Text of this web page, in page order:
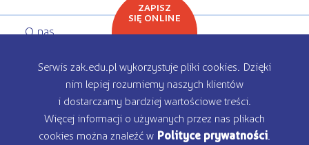
O nas
Oferta edukacyjna
Rekrutacja
Kontakt
ZAPISZ
SIĘ ONLINE
Serwis zak.edu.pl wykorzystuje pliki cookies. Dzięki
nim lepiej rozumiemy naszych klientów
i dostarczamy bardziej wartościowe treści.
Więcej informacji o używanych przez nas plikach
cookies można znaleźć w Polityce prywatności